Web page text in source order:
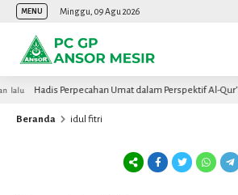
MENU Minggu, 09 Agu 2026
lalu Hadis Perpecahan Umat dalam Perspektif Al-
Beranda idul fitri